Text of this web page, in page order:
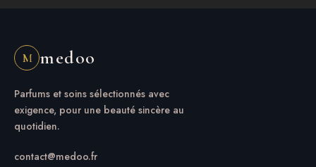
M medoo
Parfums et soins sélectionnés avec
exigence, pour une beauté sincère au
quotidien.
contact@medoo.fr